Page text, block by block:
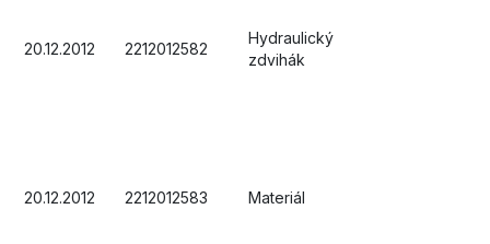
20.12.2012 2212012582
Hydraulický
zdvihák
20.12.2012 2212012583 Materiál